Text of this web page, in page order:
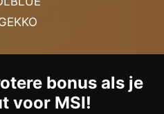
bonus als je
voor MSI!